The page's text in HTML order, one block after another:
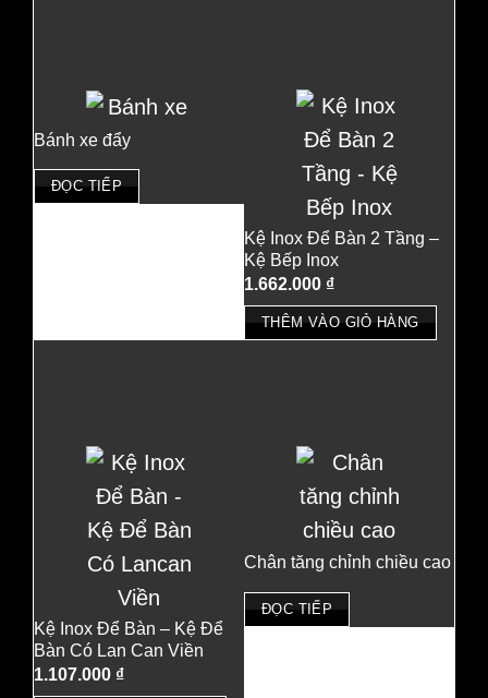
Bánh xe đẩy
ĐỌC TIẾP
Kệ Inox Để Bàn 2 Tầng –
Kệ Bếp Inox
1.662.000 ₫
THÊM VÀO GIỎ HÀNG
Kệ Inox Để Bàn – Kệ Để
Bàn Có Lan Can Viền
1.107.000 ₫
Chân tăng chỉnh chiều cao
ĐỌC TIẾP